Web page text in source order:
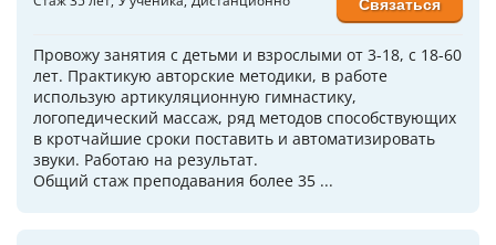
Провожу занятия с детьми и взрослыми от 3-18, с 18-60
лет. Практикую авторские методики, в работе
использую артикуляционную гимнастику,
логопедический массаж, ряд методов способствующих
в кротчайшие сроки поставить и автоматизировать
звуки. Работаю на результат.
Общий стаж преподавания более 35 ...
Связаться